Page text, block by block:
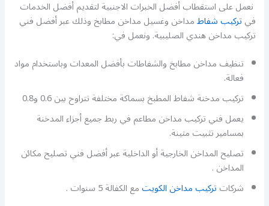
نعمل على استقطاب أفضل الخبرات الاجنبية لتقديم أفضل الخدمات
فيتركيب شفاطمداخن وغسيل مداخن مطابخ وذلك عبر أفضل فني
تركيب مداخن هندي الصليبية. ونعمل في:
تنظيف مداخن مطابخ والشفاطات بأفضل المعدات وباستخدام مواد
فعالة.
تركيب مدخنة شفاط المطبخ بسماكة مختلفة تتراوح بين 0.6 و0.8
يعمل فني تركيب مداخن مطاعم في ربط جميع أجزاء المدخنة
بمسامير تثبيت متينة.
تصليح المداخن الخارجية أو الداخلية عبر أفضل فني تصليح مكائن
المداخن .
شركاتتركيب مداخن الكويتمع الكفالة 5 سنوات .